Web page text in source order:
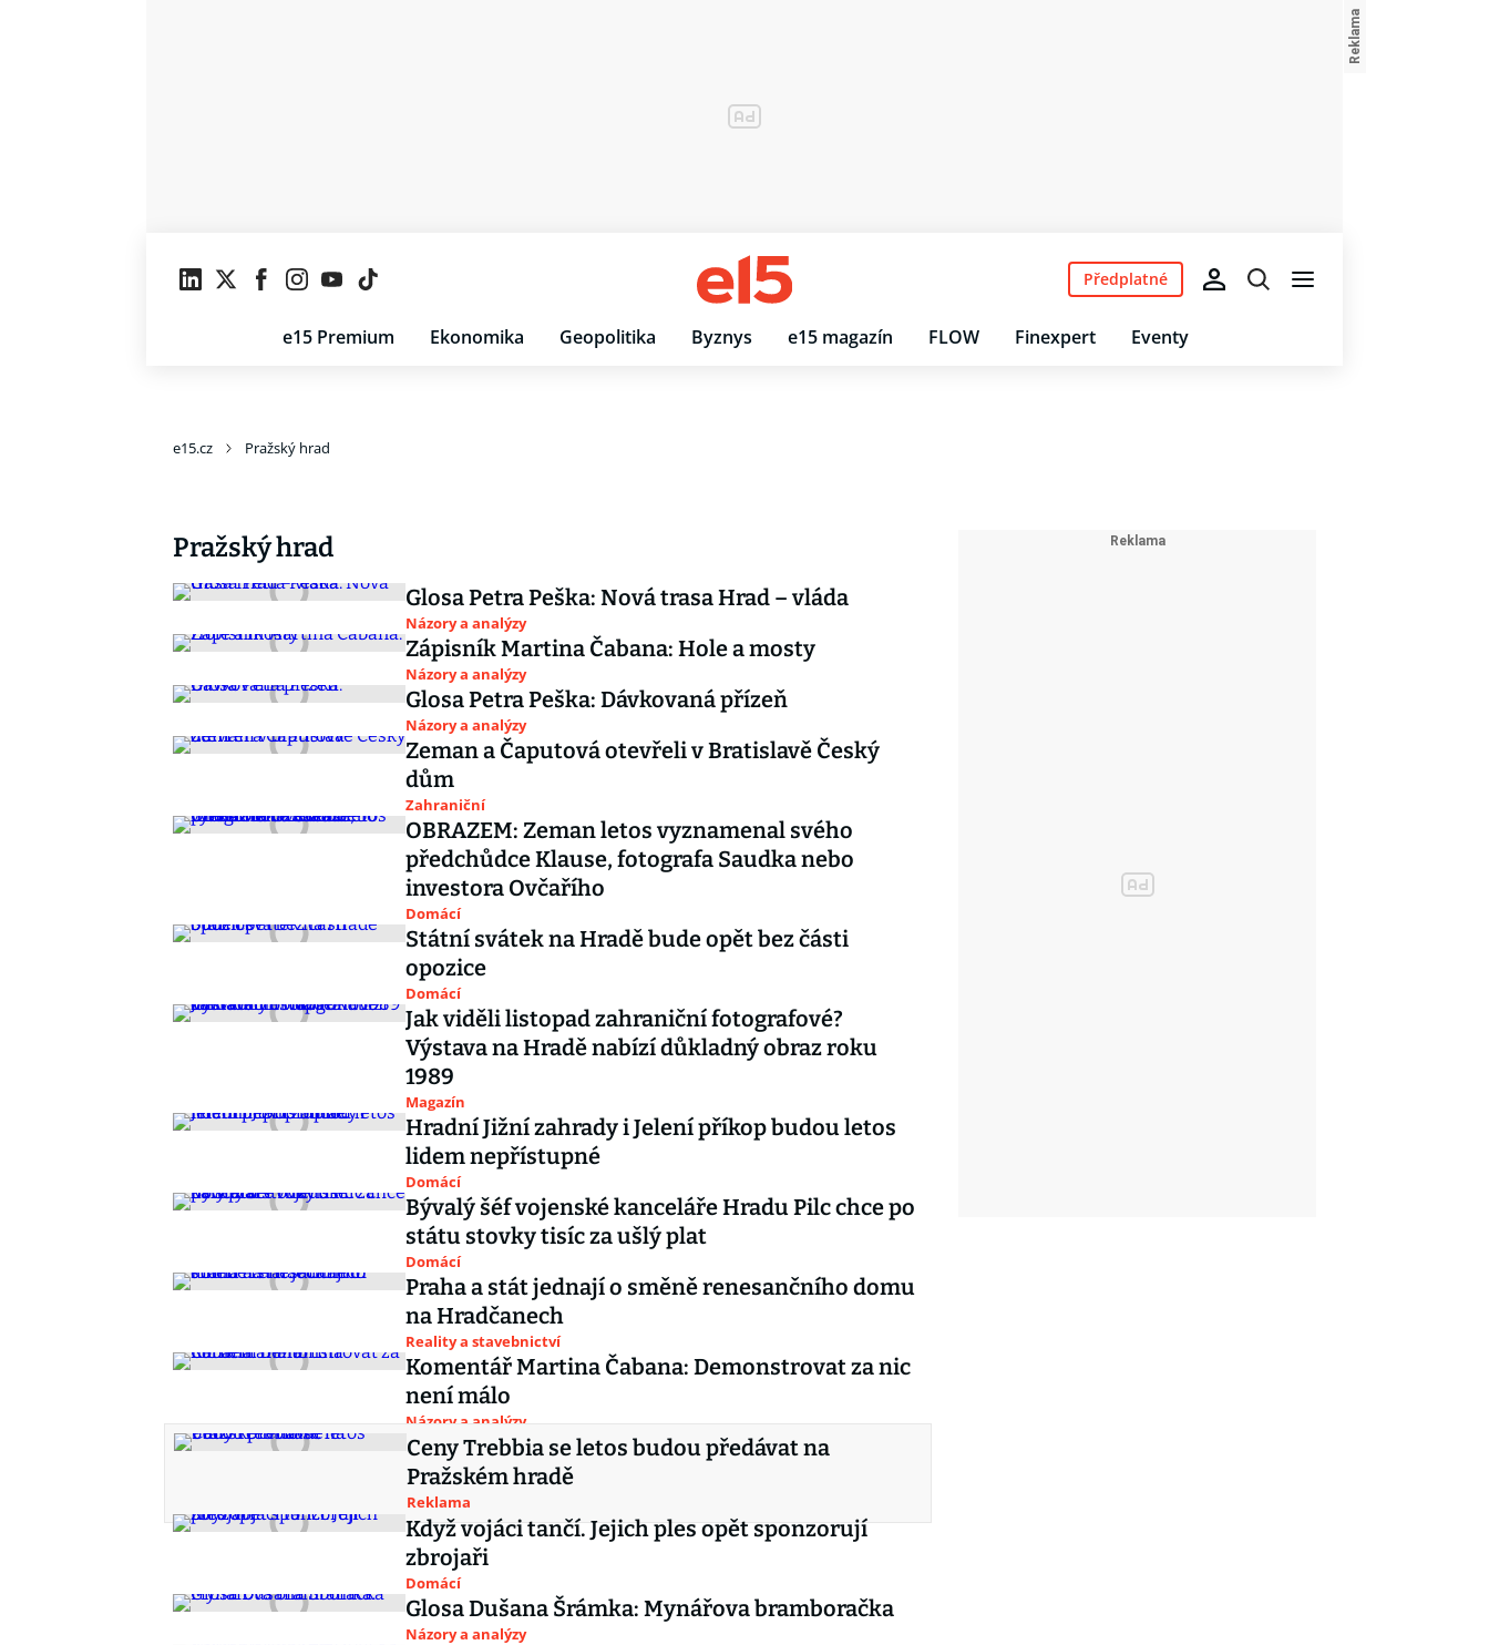
e15 Premium Ekonomika Geopolitika Byznys e15 magazín FLOW Finexpert Eventy
Předplatné
e15.cz Pražský hrad
Pražský hrad
Glosa Petra Peška: Nová trasa Hrad – vláda
Názory a analýzy
Zápisník Martina Čabana: Hole a mosty
Názory a analýzy
Glosa Petra Peška: Dávkovaná přízeň
Názory a analýzy
Zeman a Čaputová otevřeli v Bratislavě Český
dům
Zahraniční
OBRAZEM: Zeman letos vyznamenal svého
předchůdce Klause, fotografa Saudka nebo
investora Ovčařího
Domácí
Státní svátek na Hradě bude opět bez části
opozice
Domácí
Jak viděli listopad zahraniční fotografové?
Výstava na Hradě nabízí důkladný obraz roku
1989
Magazín
Hradní Jižní zahrady i Jelení příkop budou letos
lidem nepřístupné
Domácí
Bývalý šéf vojenské kanceláře Hradu Pilc chce po
státu stovky tisíc za ušlý plat
Domácí
Praha a stát jednají o směně renesančního domu
na Hradčanech
Reality a stavebnictví
Komentář Martina Čabana: Demonstrovat za nic
není málo
Názory a analýzy
Ceny Trebbia se letos budou předávat na
Pražském hradě
Reklama
Když vojáci tančí. Jejich ples opět sponzorují
zbrojaři
Domácí
Glosa Dušana Šrámka: Mynářova bramboračka
Názory a analýzy